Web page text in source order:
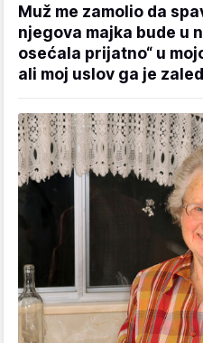
Muž me zamolio da
njegova majka bude u
osećala prijatno“ u
ali moj uslov ga je